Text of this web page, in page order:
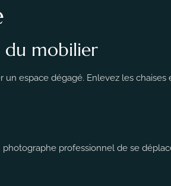
du mobilier
un espace dégagé. Enlevez les
professionnel de se